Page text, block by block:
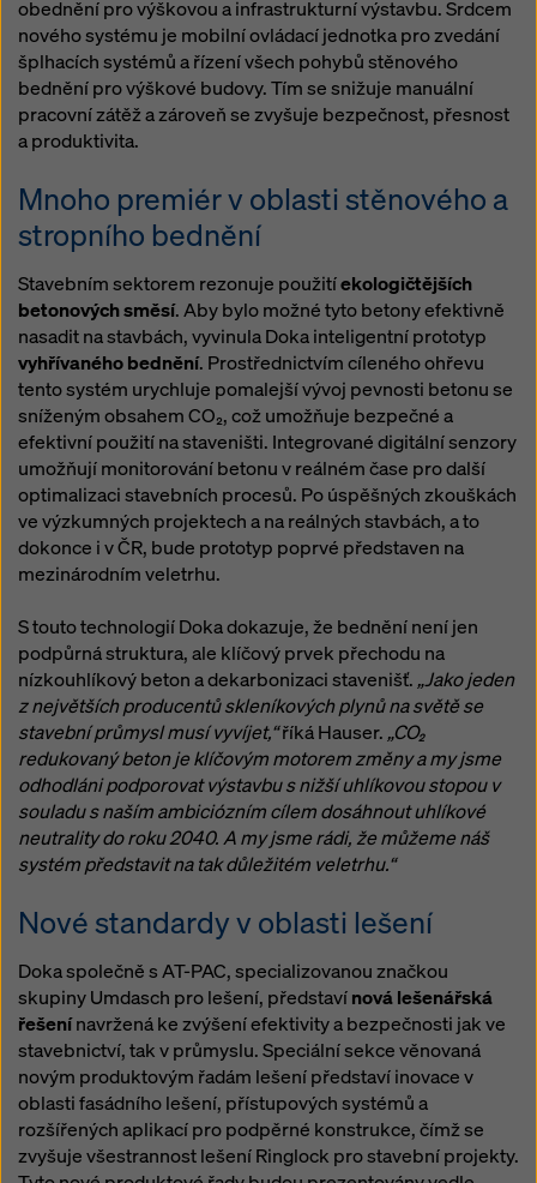
obednění pro výškovou a infrastrukturní výstavbu. Srdcem
nového systému je mobilní ovládací jednotka pro zvedání
šplhacích systémů a řízení všech pohybů stěnového
bednění pro výškové budovy. Tím se snižuje manuální
pracovní zátěž a zároveň se zvyšuje bezpečnost, přesnost
a produktivita.
Mnoho premiér v oblasti stěnového a
stropního bednění
Stavebním sektorem rezonuje použitíekologičtějších
betonových směsí. Aby bylo možné tyto betony efektivně
nasadit na stavbách, vyvinula Doka inteligentní prototyp
vyhřívaného bednění. Prostřednictvím cíleného ohřevu
tento systém urychluje pomalejší vývoj pevnosti betonu se
sníženým obsahem CO₂, což umožňuje bezpečné a
efektivní použití na staveništi. Integrované digitální senzory
umožňují monitorování betonu v reálném čase pro další
optimalizaci stavebních procesů. Po úspěšných zkouškách
ve výzkumných projektech a na reálných stavbách, a to
dokonce i v ČR, bude prototyp poprvé představen na
mezinárodním veletrhu.
S touto technologií Doka dokazuje, že bednění není jen
podpůrná struktura, ale klíčový prvek přechodu na
nízkouhlíkový beton a dekarbonizaci stavenišť. „Jako jeden
z největších producentů skleníkových plynů na světě se
stavební průmysl musí vyvíjet,“říká Hauser. „CO₂
redukovaný beton je klíčovým motorem změny a my jsme
odhodláni podporovat výstavbu s nižší uhlíkovou stopou v
souladu s naším ambiciózním cílem dosáhnout uhlíkové
neutrality do roku 2040. A my jsme rádi, že můžeme náš
systém představit na tak důležitém veletrhu.“
Nové standardy v oblasti lešení
Doka společně s AT-PAC, specializovanou značkou
skupiny Umdasch pro lešení, představínová lešenářská
řešenínavržená ke zvýšení efektivity a bezpečnosti jak ve
stavebnictví, tak v průmyslu. Speciální sekce věnovaná
novým produktovým řadám lešení představí inovace v
oblasti fasádního lešení, přístupových systémů a
rozšířených aplikací pro podpěrné konstrukce, čímž se
zvyšuje všestrannost lešení Ringlock pro stavební projekty.